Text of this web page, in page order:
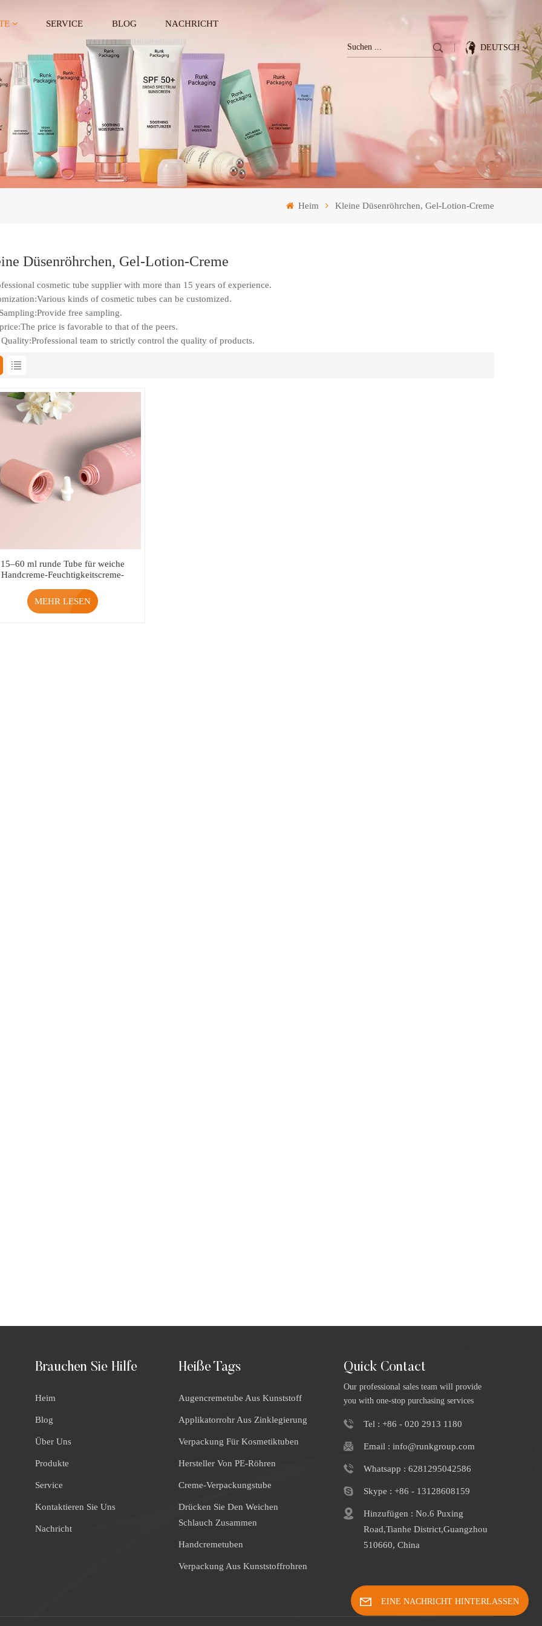
SERVICE BLOG NACHRICHT
DEUTSCH
English
Deutsch
Italiano
Heim Kleine Düsenröhrchen, Gel-Lotion-Creme
Düsenröhrchen, Gel-Lotion-Creme
cosmetic tube supplier with more than 15 years of experience.
kinds of cosmetic tubes can be customized.
free sampling.
price is favorable to that of the peers.
team to strictly control the quality of products.
15–60 ml runde Tube für weiche
Handcreme-Feuchtigkeitscreme-
MEHR LESEN
Brauchen Sie Hilfe
Heim
Blog
Über Uns
Produkte
Service
Kontaktieren Sie Uns
Nachricht
Heiße Tags
Augencremetube Aus Kunststoff
Applikatorrohr Aus Zinklegierung
Verpackung Für Kosmetiktuben
Hersteller Von PE-Röhren
Creme-Verpackungstube
Drücken Sie Den Weichen
Schlauch Zusammen
Handcremetuben
Verpackung Aus Kunststoffrohren
Quick Contact
Our professional sales team will provide
you with one-stop purchasing services
Tel : +86 - 020 2913 1180
Email : info@runkgroup.com
Whatsapp : 6281295042586
Skype : +86 - 13128608159
Hinzufügen : No.6 Puxing
Road,Tianhe District,Guangzhou
510660, China
EINE NACHRICHT HINTERLASSEN